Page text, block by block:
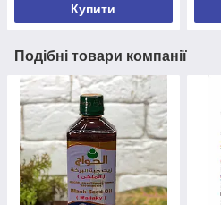
Купити
Подібні товари компанії